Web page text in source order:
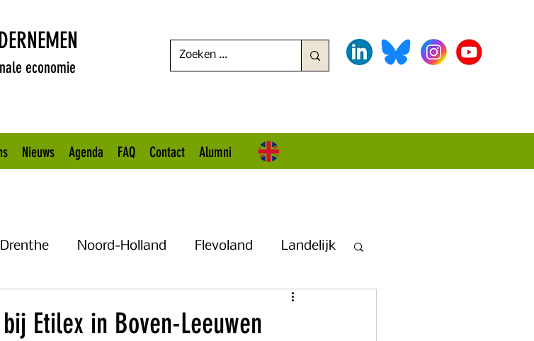
economie
Nieuws Agenda FAQ Contact Alumni
Drenthe Noord-Holland Flevoland Landelijk
Flevoland + Overijssel
Etilex in Boven-Leeuwen